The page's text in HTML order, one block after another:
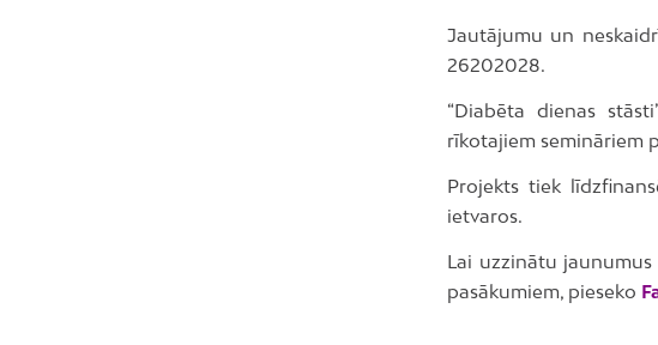
Jautājumu un
26202028.
“Diabēta dienas
rīkotajiem semināriem
Projekts tiek
ietvaros.
Lai uzzinātu
pasākumiem, pieseko